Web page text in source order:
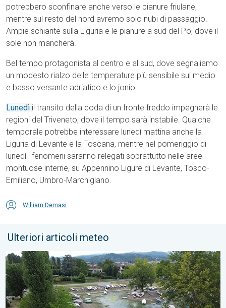
potrebbero sconfinare anche verso le pianure friulane,
mentre sul resto del nord avremo solo nubi di passaggio.
Ampie schiarite sulla Liguria e le pianure a sud del Po, dove il
sole non mancherà.
Bel tempo protagonista al centro e al sud, dove segnaliamo
un modesto rialzo delle temperature più sensibile sul medio
e basso versante adriatico e lo jonio.
Lunedì il transito della coda di un fronte freddo impegnerà le
regioni del Triveneto, dove il tempo sarà instabile. Qualche
temporale potrebbe interessare lunedì mattina anche la
Liguria di Levante e la Toscana, mentre nel pomeriggio di
lunedì i fenomeni saranno relegati soprattutto nelle aree
montuose interne, su Appennino Ligure di Levante, Tosco-
Emiliano, Umbro-Marchigiano.
William Demasi
Ulteriori articoli meteo
Emergenza siccità: Lago Maggiore in sofferenza. Caldo e